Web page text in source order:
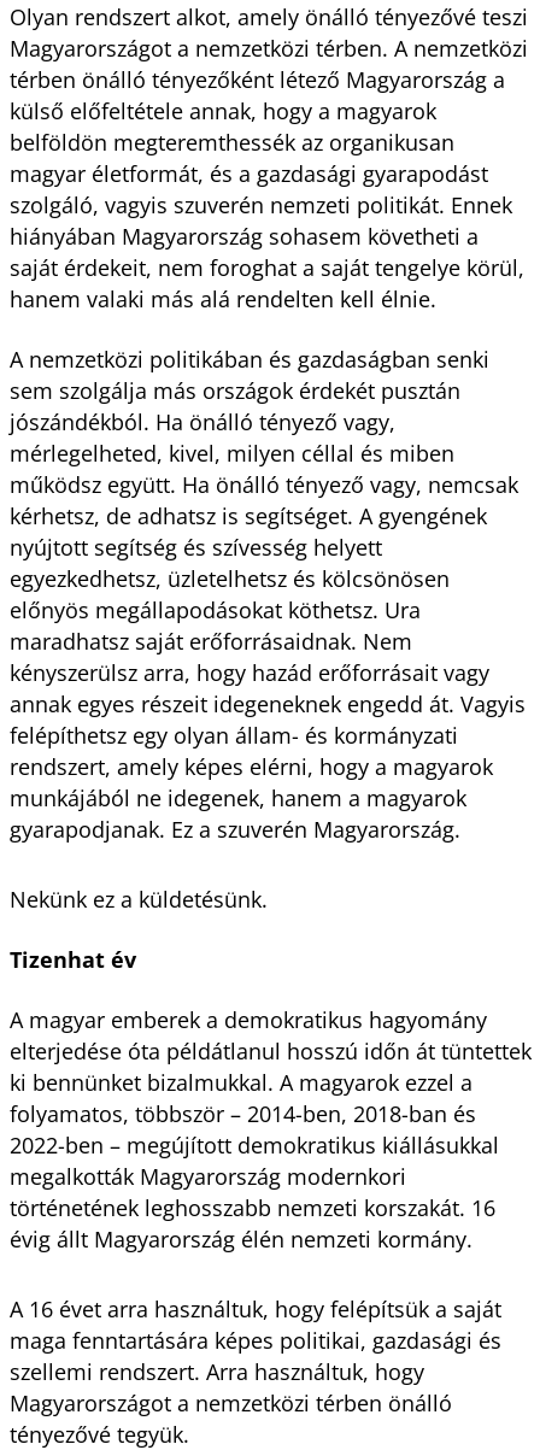
Olyan rendszert alkot, amely önálló tényezővé teszi
Magyarországot a nemzetközi térben. A nemzetközi
térben önálló tényezőként létező Magyarország a
külső előfeltétele annak, hogy a magyarok
belföldön megteremthessék az organikusan
magyar életformát, és a gazdasági gyarapodást
szolgáló, vagyis szuverén nemzeti politikát. Ennek
hiányában Magyarország sohasem követheti a
saját érdekeit, nem foroghat a saját tengelye körül,
hanem valaki más alá rendelten kell élnie.
A nemzetközi politikában és gazdaságban senki
sem szolgálja más országok érdekét pusztán
jószándékból. Ha önálló tényező vagy,
mérlegelheted, kivel, milyen céllal és miben
működsz együtt. Ha önálló tényező vagy, nemcsak
kérhetsz, de adhatsz is segítséget. A gyengének
nyújtott segítség és szívesség helyett
egyezkedhetsz, üzletelhetsz és kölcsönösen
előnyös megállapodásokat köthetsz. Ura
maradhatsz saját erőforrásaidnak. Nem
kényszerülsz arra, hogy hazád erőforrásait vagy
annak egyes részeit idegeneknek engedd át. Vagyis
felépíthetsz egy olyan állam- és kormányzati
rendszert, amely képes elérni, hogy a magyarok
munkájából ne idegenek, hanem a magyarok
gyarapodjanak. Ez a szuverén Magyarország.
Nekünk ez a küldetésünk.
Tizenhat év
A magyar emberek a demokratikus hagyomány
elterjedése óta példátlanul hosszú időn át tüntettek
ki bennünket bizalmukkal. A magyarok ezzel a
folyamatos, többször – 2014-ben, 2018-ban és
2022-ben – megújított demokratikus kiállásukkal
megalkották Magyarország modernkori
történetének leghosszabb nemzeti korszakát. 16
évig állt Magyarország élén nemzeti kormány.
A 16 évet arra használtuk, hogy felépítsük a saját
maga fenntartására képes politikai, gazdasági és
szellemi rendszert. Arra használtuk, hogy
Magyarországot a nemzetközi térben önálló
tényezővé tegyük.